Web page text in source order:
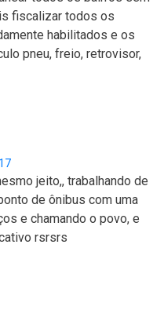
fiscalizar todos os
habilitados e os
pneu, freio, retrovisor,
jeito,, trabalhando de
de ônibus com uma
e chamando o povo, e
rsrsrs